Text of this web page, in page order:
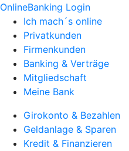
OnlineBanking Login
Ich mach´s online
Privatkunden
Firmenkunden
Banking & Verträge
Mitgliedschaft
Meine Bank
Girokonto & Bezahlen
Geldanlage & Sparen
Kredit & Finanzieren